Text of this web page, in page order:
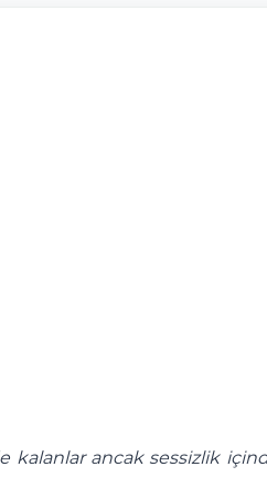
kalanlar ancak sessizlik